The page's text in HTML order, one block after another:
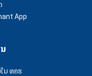
App
ໃນ ທຄຮ